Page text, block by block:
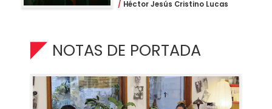
Héctor Jesús Cristino Lucas
NOTAS DE PORTADA